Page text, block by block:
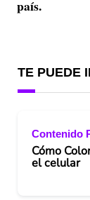
país.
TE PUEDE
Contenido
Cómo
el celular